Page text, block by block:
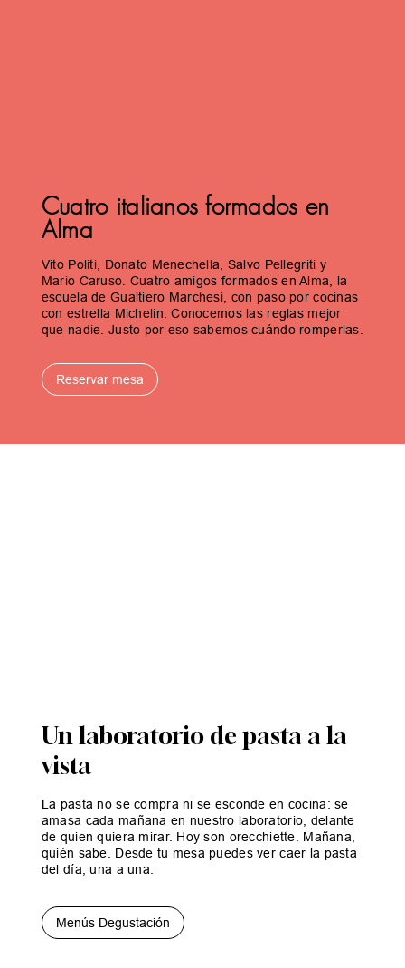
Cuatro italianos formados en
Alma
Vito Politi, Donato Menechella, Salvo Pellegriti y
Mario Caruso. Cuatro amigos formados en Alma, la
escuela de Gualtiero Marchesi, con paso por cocinas
con estrella Michelin. Conocemos las reglas mejor
que nadie. Justo por eso sabemos cuándo romperlas.
Reservar mesa
Un laboratorio de pasta a la
vista
La pasta no se compra ni se esconde en cocina: se
amasa cada mañana en nuestro laboratorio, delante
de quien quiera mirar. Hoy son orecchiette. Mañana,
quién sabe. Desde tu mesa puedes ver caer la pasta
del día, una a una.
Menús Degustación